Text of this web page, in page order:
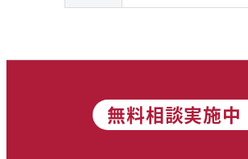
無料相談実施中